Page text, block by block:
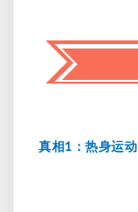
真相 1 ：热身运动